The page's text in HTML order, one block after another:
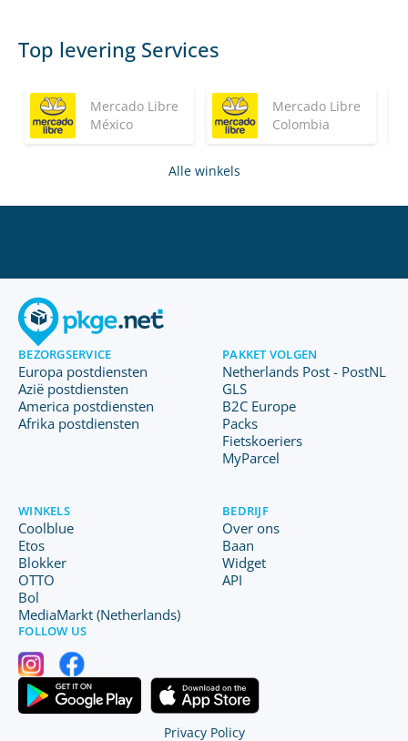
Top levering Services
Mercado Libre
México
Mercado Libre
Colombia
Alle winkels
BEZORGSERVICE
Europa postdiensten
Azië postdiensten
America postdiensten
Afrika postdiensten
PAKKET VOLGEN
Netherlands Post - PostNL
GLS
B2C Europe
Packs
Fietskoeriers
MyParcel
WINKELS
Coolblue
Etos
Blokker
OTTO
Bol
MediaMarkt (Netherlands)
BEDRIJF
Over ons
Baan
Widget
API
FOLLOW US
Privacy Policy